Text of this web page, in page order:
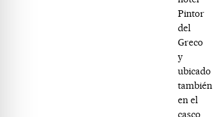
Pintor
del
Greco
y
ubicado
también
en el
casco